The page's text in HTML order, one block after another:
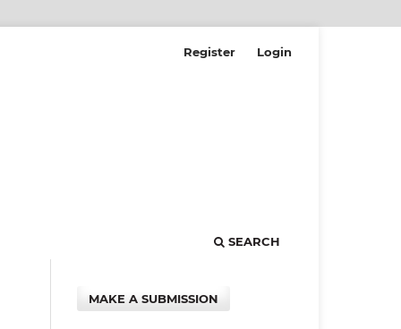
SEARCH
Register Login
MAKE A SUBMISSION